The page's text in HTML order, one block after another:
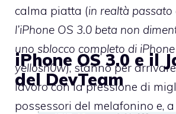
calma piatta (in realtà passato
l’iPhone OS 3.0 beta non
uno sblocco completo di
yellosn0w), stanno per
lavoro con la pressione di
possessori del melafonino e,
iPhone OS 3.0 e il
del DevTeam